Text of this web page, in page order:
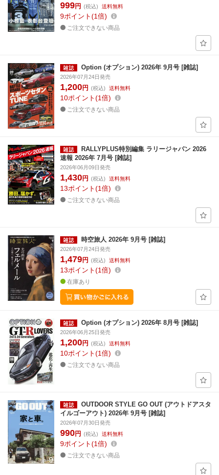
999円 (税込) 送料無料
9ポイント 1倍
ご注文できない商品
Option (オプション) 2026年 9月号 [雑誌]
2026年07月24日発売
1,200円 (税込) 送料無料
10ポイント 1倍
ご注文できない商品
RALLYPLUS特別編集 ラリージャパン 2026
速報 2026年 7月号 [雑誌]
2026年06月09日発売
1,430円 (税込) 送料無料
13ポイント 1倍
ご注文できない商品
時空旅人 2026年 9月号 [雑誌]
2026年07月24日発売
1,479円 (税込) 送料無料
13ポイント 1倍
在庫あり
Option (オプション) 2026年 8月号 [雑誌]
2026年06月25日発売
1,200円 (税込) 送料無料
10ポイント 1倍
ご注文できない商品
OUTDOOR STYLE GO OUT (アウトドアスタ
イルゴーアウト) 2026年 9月号 [雑誌]
2026年07月30日発売
990円 (税込) 送料無料
9ポイント 1倍
ご注文できない商品